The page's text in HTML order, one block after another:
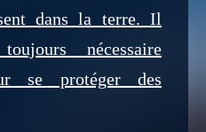
dans la terre. Il
nécessaire
se protéger des